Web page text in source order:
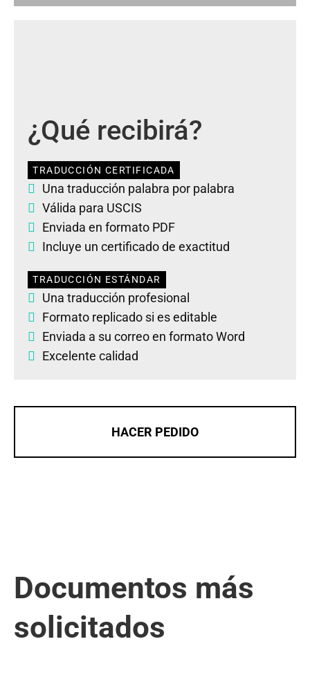
¿Qué recibirá?
TRADUCCIÓN CERTIFICADA
Una traducción palabra por palabra
Válida para USCIS
Enviada en formato PDF
Incluye un certificado de exactitud
TRADUCCIÓN ESTÁNDAR
Una traducción profesional
Formato replicado si es editable
Enviada a su correo en formato Word
Excelente calidad
HACER PEDIDO
Documentos más
solicitados